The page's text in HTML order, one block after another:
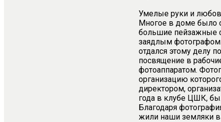
Умелые руки и
Многое в доме было
большие пейзажные
заядлым
отдался этому делу
посвящение в
фотоаппаратом.
организацию
директором,
года в клубе ЦШК,
Благодаря
жили наши земляки